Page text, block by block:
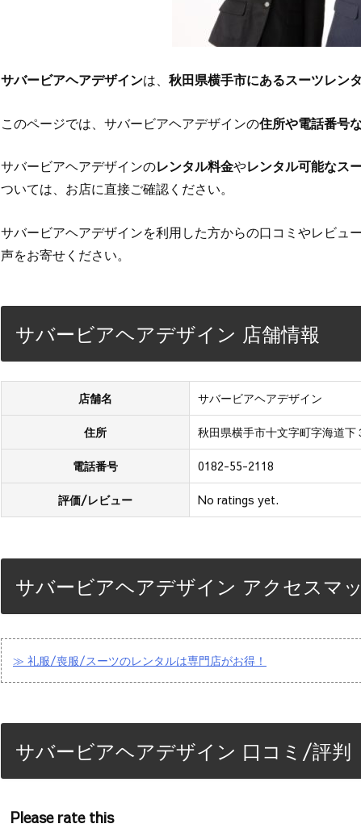
サバービアヘアデザインは、 秋田県横手市にあるスーツレン
このページでは、サバービアヘアデザインの住所や電話番号
サバービアヘアデザインのレンタル料金やレンタル可能なス
ついては、お店に直接ご確認ください。
サバービアヘアデザインを利用した方からの口コミやレビュ
声をお寄せください。
サバービアヘアデザイン 店舗情報
店舗名 サバービアヘアデザイン
住所 秋田県横手市十文字町字海道下
電話番号 0182-55-2118
評価/レビュー No ratings yet.
サバービアヘアデザイン アクセスマ
≫ 礼服/喪服/スーツのレンタルは専門店がお得！
サバービアヘアデザイン 口コミ/評判
Please rate this